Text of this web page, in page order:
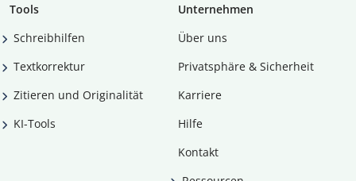
Tools
Schreibhilfen
Textkorrektur
Zitieren und Originalität
KI-Tools
Unternehmen
Über uns
Privatsphäre & Sicherheit
Karriere
Hilfe
Kontakt